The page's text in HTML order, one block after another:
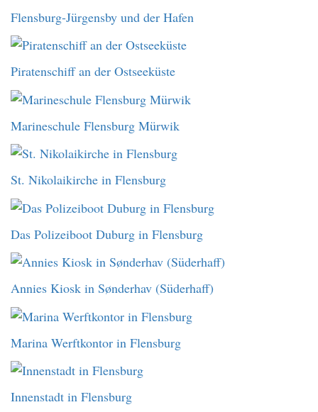
Flensburg-Jürgensby und der Hafen
Piratenschiff an der Ostseeküste
Marineschule Flensburg Mürwik
St. Nikolaikirche in Flensburg
Das Polizeiboot Duburg in Flensburg
Annies Kiosk in Sønderhav (Süderhaff)
Marina Werftkontor in Flensburg
Innenstadt in Flensburg